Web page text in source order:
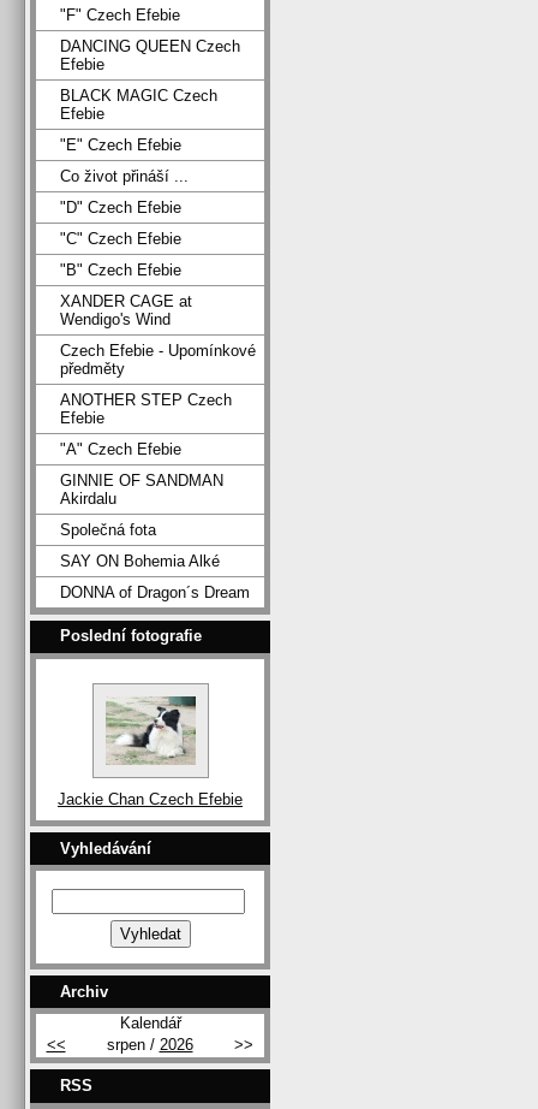
"F" Czech Efebie
DANCING QUEEN Czech
Efebie
BLACK MAGIC Czech
Efebie
"E" Czech Efebie
Co život přináší ...
"D" Czech Efebie
"C" Czech Efebie
"B" Czech Efebie
XANDER CAGE at
Wendigo's Wind
Czech Efebie - Upomínkové
předměty
ANOTHER STEP Czech
Efebie
"A" Czech Efebie
GINNIE OF SANDMAN
Akirdalu
Společná fota
SAY ON Bohemia Alké
DONNA of Dragon´s Dream
Poslední fotografie
Jackie Chan Czech Efebie
Vyhledávání
Archiv
Kalendář
<<
srpen / 2026 >>
RSS